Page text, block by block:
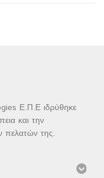
Ε.Π.Ε ιδρύθηκε
και την
πελατών της.